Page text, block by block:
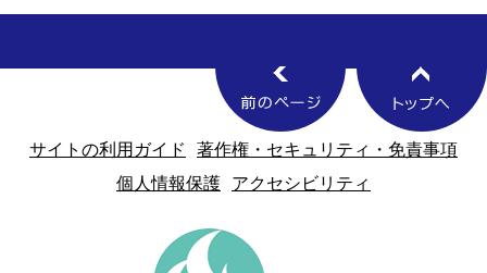
サイトの利用ガイド
著作権・セキュリティ・免責事項
個人情報保護
アクセシビリティ